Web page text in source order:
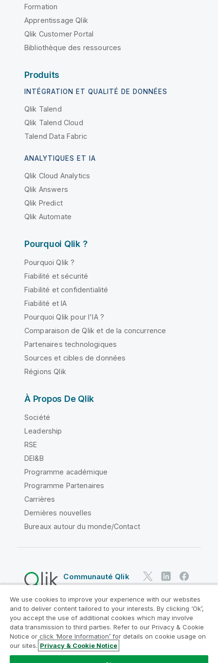
Formation
Apprentissage Qlik
Qlik Customer Portal
Bibliothèque des ressources
Produits
INTÉGRATION ET QUALITÉ DE DONNÉES
Qlik Talend
Qlik Talend Cloud
Talend Data Fabric
ANALYTIQUES ET IA
Qlik Cloud Analytics
Qlik Answers
Qlik Predict
Qlik Automate
Pourquoi Qlik ?
Pourquoi Qlik ?
Fiabilité et sécurité
Fiabilité et confidentialité
Fiabilité et IA
Pourquoi Qlik pour l'IA ?
Comparaison de Qlik et de la concurrence
Partenaires technologiques
Sources et cibles de données
Régions Qlik
À Propos De Qlik
Société
Leadership
RSE
DEI&B
Programme académique
Programme Partenaires
Carrières
Dernières nouvelles
Bureaux autour du monde/Contact
Communauté Qlik
Contrats juridiques
Conditions d'utilisation des produits
Legal Policies
Conditions légales
Conditions d'utilisation
Marques
Do Not Share My Info
We use cookies to improve your experience with our websites
and to deliver content tailored to your interests. By clicking ‘Ok’,
you accept the use of additional cookies which may involve
data transmission to third parties. Refer to our Privacy & Cookie
Notice or click ‘More Information’ for details on cookie usage on
our sites. Privacy & Cookie Notice